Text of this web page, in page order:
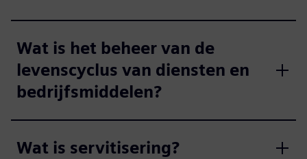
Wat is het beheer van de
levenscyclus van diensten en
bedrijfsmiddelen?
Wat is servitisering?